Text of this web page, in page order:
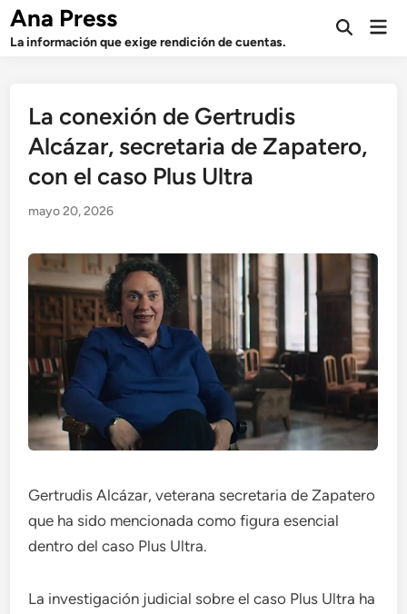
Saltar
contenido
Ana Press
La información que exige rendición de cuentas.
Abrir
La conexión de Gertrudis
Alcázar, secretaria de Zapatero,
con el caso Plus Ultra
mayo 20, 2026
Gertrudis Alcázar, veterana secretaria de Zapatero
que ha sido mencionada como figura esencial
dentro del caso Plus Ultra.
La investigación judicial sobre el caso Plus Ultra ha